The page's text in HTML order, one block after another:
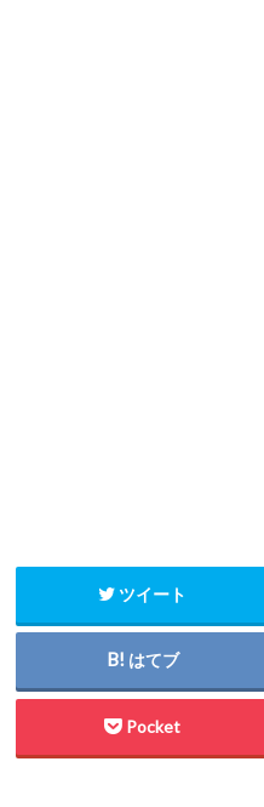
ツイート
はてブ
Pocket